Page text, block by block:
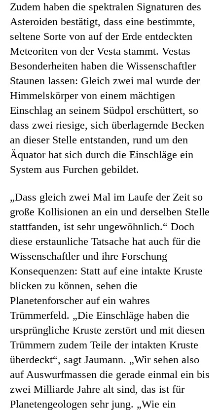
Zudem haben die spektralen Signaturen des
Asteroiden bestätigt, dass eine bestimmte,
seltene Sorte von auf der Erde entdeckten
Meteoriten von der Vesta stammt. Vestas
Besonderheiten haben die Wissenschaftler
Staunen lassen: Gleich zwei mal wurde der
Himmelskörper von einem mächtigen
Einschlag an seinem Südpol erschüttert, so
dass zwei riesige, sich überlagernde Becken
an dieser Stelle entstanden, rund um den
Äquator hat sich durch die Einschläge ein
System aus Furchen gebildet.
„Dass gleich zwei Mal im Laufe der Zeit so
große Kollisionen an ein und derselben Stelle
stattfanden, ist sehr ungewöhnlich.“ Doch
diese erstaunliche Tatsache hat auch für die
Wissenschaftler und ihre Forschung
Konsequenzen: Statt auf eine intakte Kruste
blicken zu können, sehen die
Planetenforscher auf ein wahres
Trümmerfeld. „Die Einschläge haben die
ursprüngliche Kruste zerstört und mit diesen
Trümmern zudem Teile der intakten Kruste
überdeckt“, sagt Jaumann. „Wir sehen also
auf Auswurfmassen die gerade einmal ein bis
zwei Milliarde Jahre alt sind, das ist für
Planetengeologen sehr jung. „Wie ein